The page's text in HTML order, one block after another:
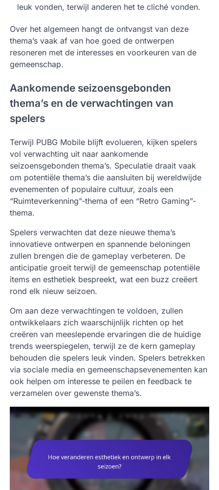
leuk vonden, terwijl anderen het te cliché vonden.
Over het algemeen hangt de ontvangst van deze
thema’s vaak af van hoe goed de ontwerpen
resoneren met de interesses en voorkeuren van de
gemeenschap.
Aankomende seizoensgebonden
thema’s en de verwachtingen van
spelers
Terwijl PUBG Mobile blijft evolueren, kijken spelers
vol verwachting uit naar aankomende
seizoensgebonden thema’s. Speculatie draait vaak
om potentiële thema’s die aansluiten bij wereldwijde
evenementen of populaire cultuur, zoals een
“Ruimteverkenning”-thema of een “Retro Gaming”-
thema.
Spelers verwachten dat deze nieuwe thema’s
innovatieve ontwerpen en spannende beloningen
zullen brengen die de gameplay verbeteren. De
anticipatie groeit terwijl de gemeenschap potentiële
items en esthetiek bespreekt, wat een buzz creëert
rond elk nieuw seizoen.
Om aan deze verwachtingen te voldoen, zullen
ontwikkelaars zich waarschijnlijk richten op het
creëren van meeslepende ervaringen die de huidige
trends weerspiegelen, terwijl ze de kern gameplay
behouden die spelers leuk vinden. Spelers betrekken
via sociale media en gemeenschapsevenementen kan
ook helpen om interesse te peilen en feedback te
verzamelen over gewenste thema’s.